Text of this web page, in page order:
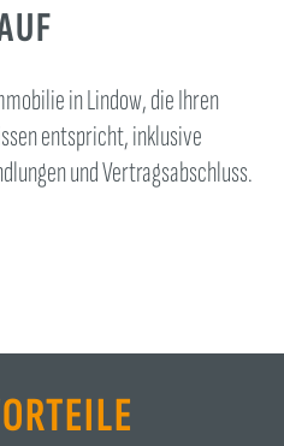
in Lindow, die Ihren
entspricht, inklusive
und Vertragsabschluss.